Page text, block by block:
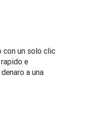
con un solo clic
e
a una